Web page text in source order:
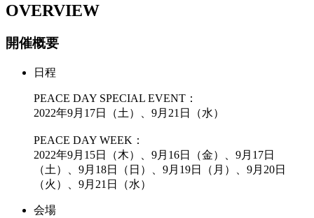
OVERVIEW
開催概要
日程
PEACE DAY SPECIAL EVENT：
2022年9月17日（土）、9月21日（水）
PEACE DAY WEEK：
2022年9月15日（木）、9月16日（金）、9月17日
（土）、9月18日（日）、9月19日（月）、9月20日
（火）、9月21日（水）
会場